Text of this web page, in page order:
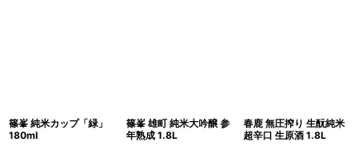
篠峯 純米カップ「緑」
180ml
篠峯 雄町 純米大吟醸 参
年熟成 1.8L
春鹿 無圧搾り 生酛純米
超辛口 生原酒 1.8L